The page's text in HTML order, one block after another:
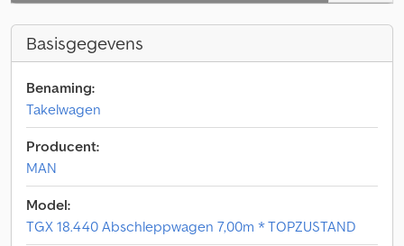
Basisgegevens
Benaming:
Takelwagen
Producent:
MAN
Model:
TGX 18.440 Abschleppwagen 7,00m * TOPZUSTAND